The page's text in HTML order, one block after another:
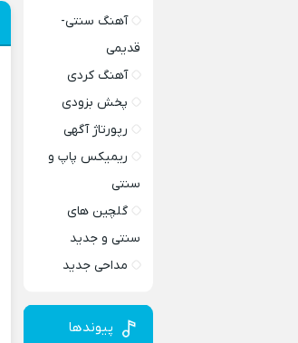
آهنگ سنتی-
قدیمی
آهنگ کردی
پخش بزودی
رپورتاژ آگهی
ریمیکس پاپ و
سنتی
گلچین های
سنتی و جدید
مداحی جدید
پیوندها